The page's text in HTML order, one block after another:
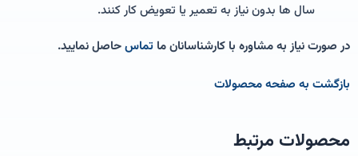
سال ها بدون نیاز به تعمیر یا تعویض کار کنند.
در صورت نیاز به مشاوره با کارشناسانان ما تماسحاصل نمایید.
بازگشت به صفحه محصولات
محصولات مرتبط